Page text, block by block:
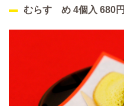
むらすゞめ 4個入 680円